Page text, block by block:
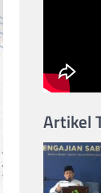
Artikel